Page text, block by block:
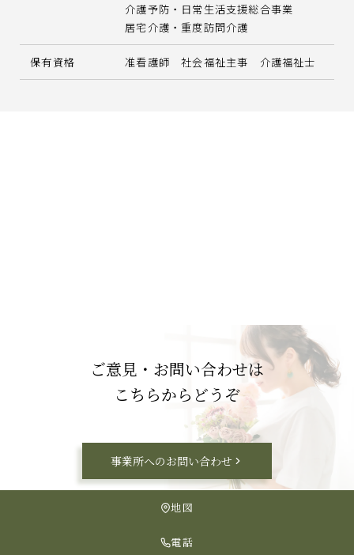
介護予防・日常生活支援総合事業
居宅介護・重度訪問介護
保有資格 准看護師 社会福祉主事 介護福祉士
ご意見・お問い合わせは
こちらからどうぞ
事業所へのお問い合わせ
Copyright (C) 2026 かすみそう All Rights Reserved.
地図
電話